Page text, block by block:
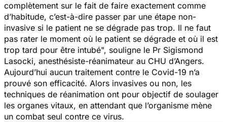
complètement sur le fait de faire exactement comme
d’habitude, c’est-à-dire passer par une étape non-
invasive si le patient ne se dégrade pas trop. Il ne faut
pas rater le moment où le patient se dégrade et où il est
trop tard pour être intubé", souligne le Pr Sigismond
Lasocki, anesthésiste-réanimateur au CHU d’Angers.
Aujourd’hui aucun traitement contre le Covid-19 n’a
prouvé son efficacité. Alors invasives ou non, les
techniques de réanimation ont pour objectif de soulager
les organes vitaux, en attendant que l’organisme mène
un combat seul contre ce virus.